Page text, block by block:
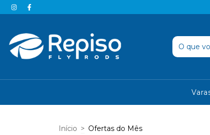
Início > Ofertas do Mês